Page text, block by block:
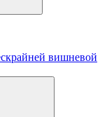
вишневой